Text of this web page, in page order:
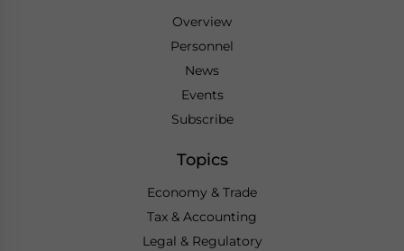
Overview
Personnel
News
Events
Subscribe
Topics
Economy & Trade
Tax & Accounting
Legal & Regulatory